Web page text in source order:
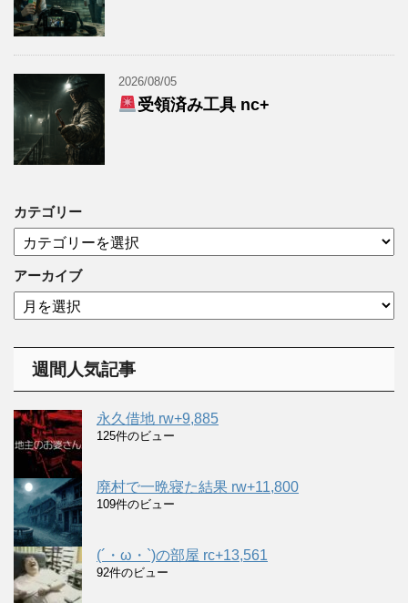
2026/08/05
受領済み工具 nc+
カテゴリー
テ
ゴ
リ
ー
アーカイブ
ア
ー
週間人気記事
永久借地 rw+9,885
125件のビュー
廃村で一晩寝た結果 rw+11,800
109件のビュー
(´・ω・`)の部屋 rc+13,561
92件のビュー